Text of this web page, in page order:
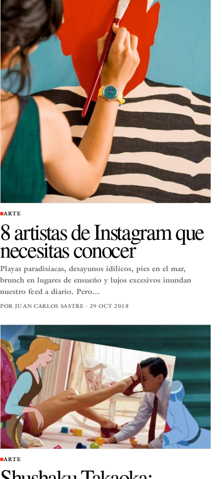
ARTE
8 artistas de Instagram que
necesitas conocer
Playas paradisíacas, desayunos idílicos, pies en el mar,
brunch en lugares de ensueño y lujos excesivos inundan
nuestro feed a diario. Pero…
POR JUAN CARLOS SASTRE · 29 OCT 2018
ARTE